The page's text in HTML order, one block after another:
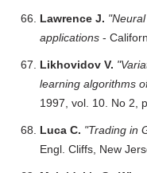
Lawrence J.
applications -
Likhovidov V.
learning algorithms
1997, vol. 10. No 2,
Luca C. "Trading in
Engl. Cliffs, New